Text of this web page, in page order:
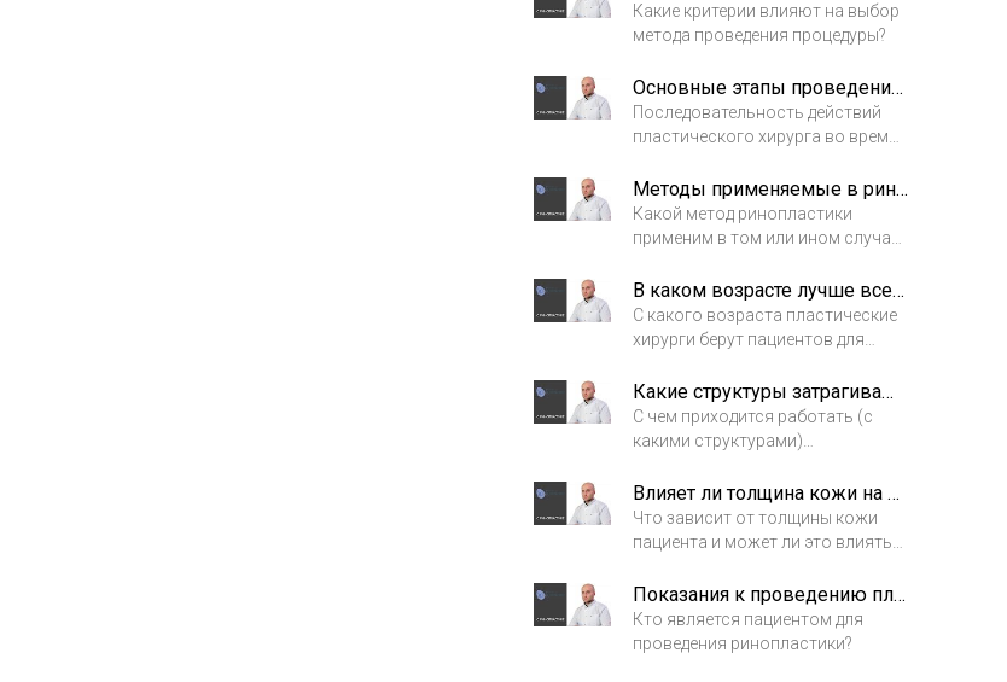
Какие критерии влияют на выбор
метода проведения процедуры?
Основные этапы проведения ринопластики
Последовательность действий
пластического хирурга во время
Методы применяемые в ринопластике
Какой метод ринопластики
применим в том или ином случае.
хирурга?
В каком возрасте лучше всего делать ринопластику?
С какого возраста пластические
хирурги берут пациентов для
Какие структуры затрагиваются во время ринопластики?
С чем приходится работать (с
какими структурами)
проведения операции.
Влияет ли толщина кожи на результат ринопластики?
Что зависит от толщины кожи
пациента и может ли это влиять
Показания к проведению пластической операции
Кто является пациентом для
проведения ринопластики?